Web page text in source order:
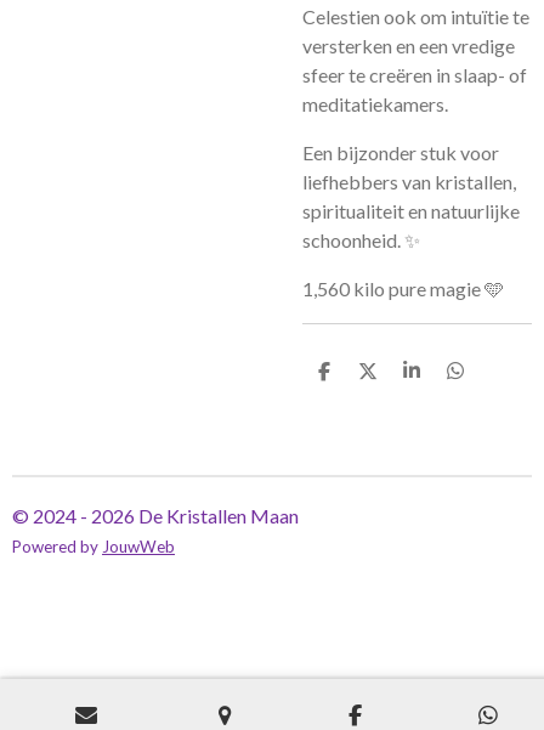
Celestien ook om intuïtie te
versterken en een vredige
sfeer te creëren in slaap- of
meditatiekamers.
Een bijzonder stuk voor
liefhebbers van kristallen,
spiritualiteit en natuurlijke
schoonheid. ✨
1,560 kilo pure magie 🩵
D
D
S
D
© 2024 - 2026 De Kristallen Maan
Powered by JouwWeb